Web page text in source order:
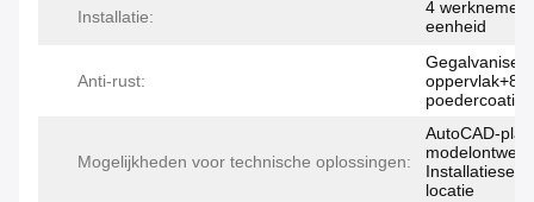
Installatie:
4
eenheid
Anti-rust:
poedercoating
Mogelijkheden voor technische oplossingen:
AutoCAD-
locatie